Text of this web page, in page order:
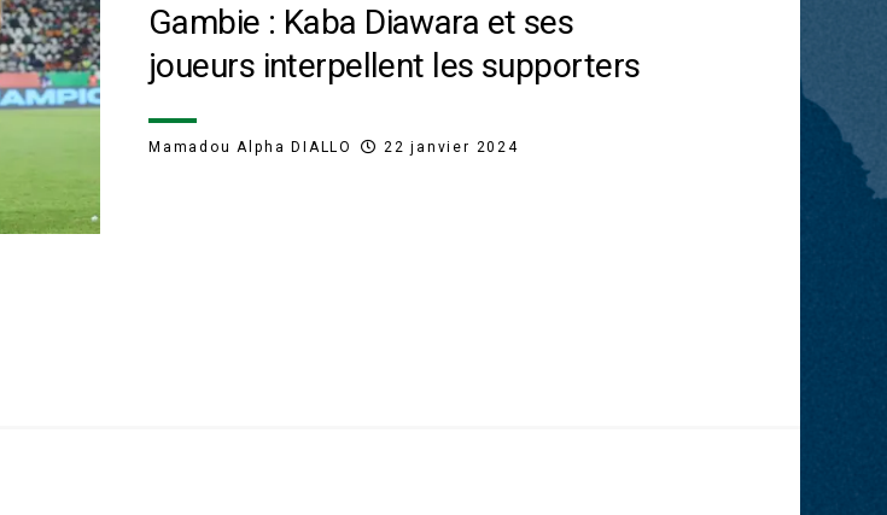
Gambie : Kaba Diawara et ses
joueurs interpellent les supporters
Mamadou Alpha DIALLO 22 janvier 2024